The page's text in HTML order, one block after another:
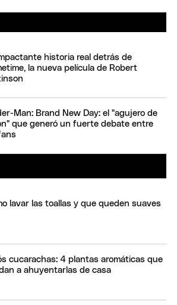
historia real detrás de
la nueva película de Robert
Man: Brand New Day: el "agujero de
que generó un fuerte debate entre
lavar las toallas y que queden suaves
cucarachas: 4 plantas aromáticas que
a ahuyentarlas de casa